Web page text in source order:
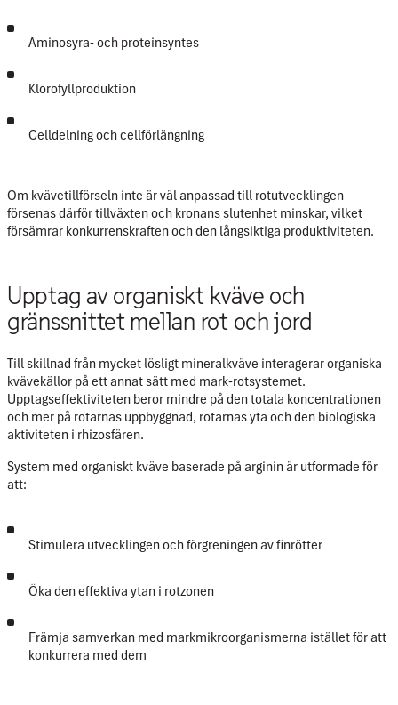
Aminosyra- och proteinsyntes
Klorofyllproduktion
Celldelning och cellförlängning
Om kvävetillförseln inte är väl anpassad till rotutvecklingen
försenas därför tillväxten och kronans slutenhet minskar, vilket
försämrar konkurrenskraften och den långsiktiga produktiviteten.
Upptag av organiskt kväve och
gränssnittet mellan rot och jord
Till skillnad från mycket lösligt mineralkväve interagerar organiska
kvävekällor på ett annat sätt med mark-rotsystemet.
Upptagseffektiviteten beror mindre på den totala koncentrationen
och mer på rotarnas uppbyggnad, rotarnas yta och den biologiska
aktiviteten i rhizosfären.
System med organiskt kväve baserade på arginin är utformade för
att:
Stimulera utvecklingen och förgreningen av finrötter
Öka den effektiva ytan i rotzonen
Främja samverkan med markmikroorganismerna istället för att
konkurrera med dem